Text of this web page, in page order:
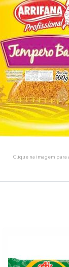
Clique na imagem para